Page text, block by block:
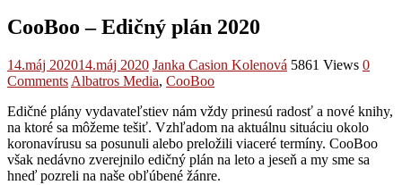
CooBoo – Edičný plán 2020
14.máj 202014.máj 2020 Janka Casion Kolenová 5861 Views 0
Comments Albatros Media, CooBoo
Edičné plány vydavateľstiev nám vždy prinesú radosť a nové knihy,
na ktoré sa môžeme tešiť. Vzhľadom na aktuálnu situáciu okolo
koronavírusu sa posunuli alebo preložili viaceré termíny. CooBoo
však nedávno zverejnilo edičný plán na leto a jeseň a my sme sa
hneď pozreli na naše obľúbené žánre.